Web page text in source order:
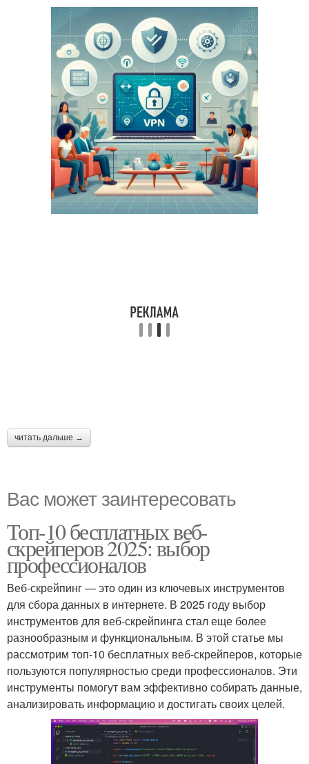
читать дальше →
Вас может заинтересовать
Топ-10 бесплатных веб-
скрейперов 2025: выбор
профессионалов
Веб-скрейпинг — это один из ключевых инструментов
для сбора данных в интернете. В 2025 году выбор
инструментов для веб-скрейпинга стал еще более
разнообразным и функциональным. В этой статье мы
рассмотрим топ-10 бесплатных веб-скрейперов, которые
пользуются популярностью среди профессионалов. Эти
инструменты помогут вам эффективно собирать данные,
анализировать информацию и достигать своих целей.